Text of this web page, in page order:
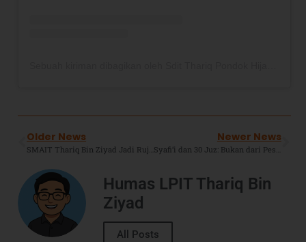
Older News Newer News
Humas LPIT Thariq Bin
Ziyad
All Posts